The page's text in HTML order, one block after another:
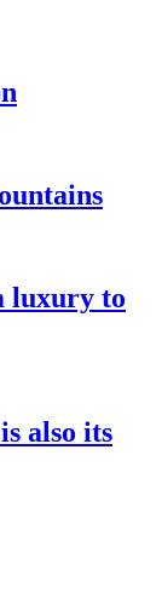
luxury to
also its